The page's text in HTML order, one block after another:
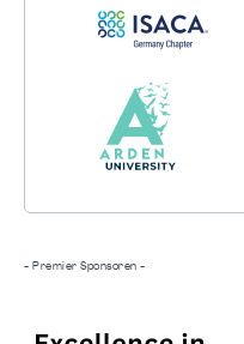
- Premier Sponsoren -